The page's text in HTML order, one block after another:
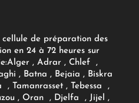
de préparation des
en 24 à 72 heures sur
Alger , Adrar, Chlef ,
, Batna , Bejaia , Biskra
Tamanrasset , Tebessa ,
, Oran , Djelfa , Jijel ,